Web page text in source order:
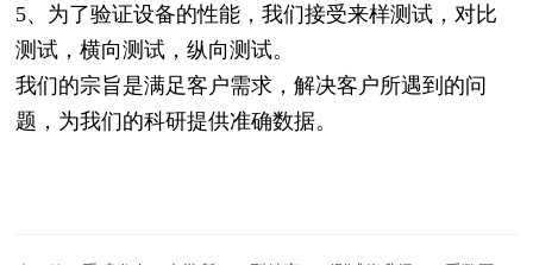
5、为了验证设备的性能，我们接受来样测试，对比
测试，横向测试，纵向测试。
我们的宗旨是满足客户需求，解决客户所遇到的问
题，为我们的科研提供准确数据。